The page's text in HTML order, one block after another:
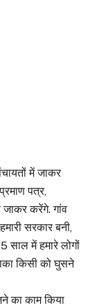
में जाकर
पत्र,
जाकर करेंगे. गांव
सरकार बनी,
साल में हमारे लोगों
किसी को घुसने
का काम किया